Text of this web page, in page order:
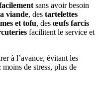
sans avoir besoin
viande, des tartelettes
et tofu, des œufs farcis
facilitent le service et
à l’avance, évitant les
de stress, plus de